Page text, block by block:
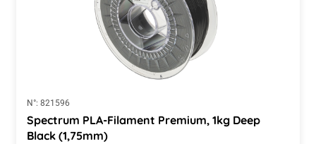
N°: 821596
Spectrum PLA-Filament Premium, 1kg Deep
Black (1,75mm)